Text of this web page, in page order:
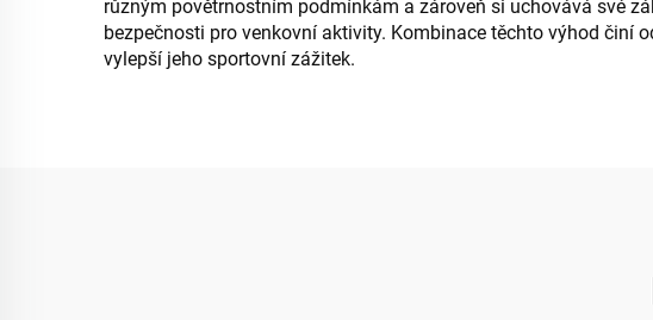
různým povětrnostním podmínkám a zároveň si uchovává své
bezpečnosti pro venkovní aktivity. Kombinace těchto výhod činí
vylepší jeho sportovní zážitek.